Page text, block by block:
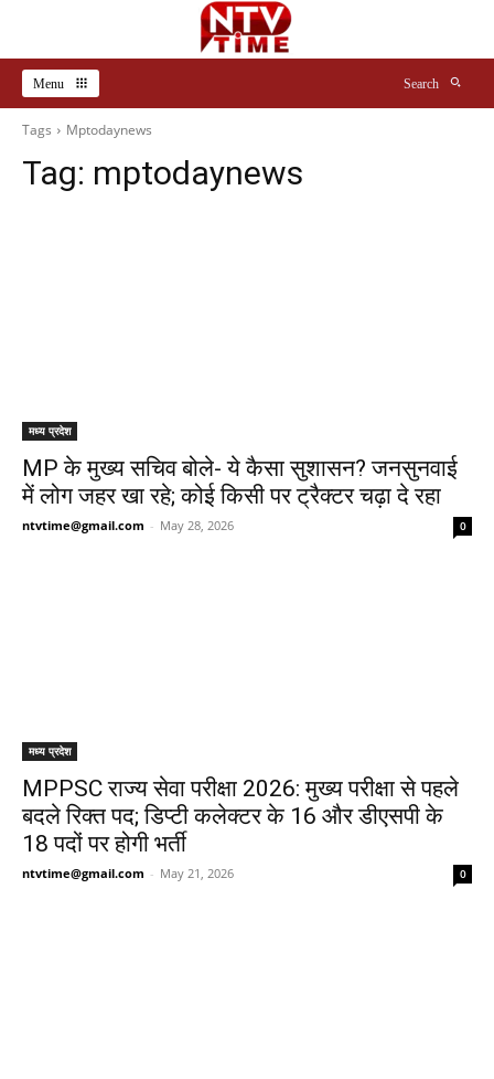
Menu Search
Tags Mptodaynews
Tag: mptodaynews
मध्य प्रदेश
MP के मुख्य सचिव बोले- ये कैसा सुशासन? जनसुनवाई
में लोग जहर खा रहे; कोई किसी पर ट्रैक्टर चढ़ा दे रहा
ntvtime@gmail.com - May 28, 2026 0
मध्य प्रदेश
MPPSC राज्य सेवा परीक्षा 2026: मुख्य परीक्षा से पहले
बदले रिक्त पद; डिप्टी कलेक्टर के 16 और डीएसपी के
18 पदों पर होगी भर्ती
ntvtime@gmail.com - May 21, 2026 0